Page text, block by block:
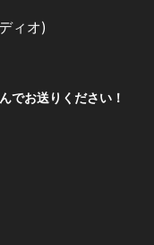
ィオ)
でお送りください！